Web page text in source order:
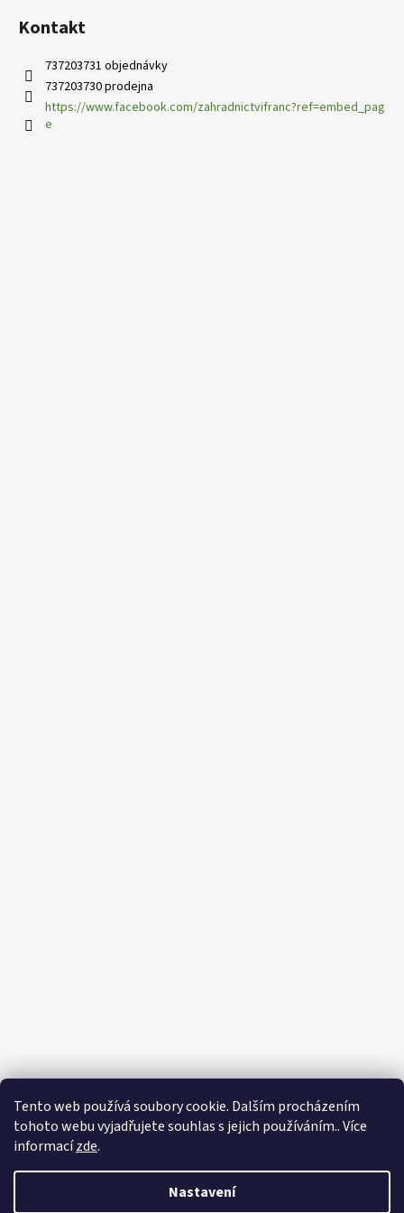
Tento web používá soubory cookie. Dalším procházením
tohoto webu vyjadřujete souhlas s jejich používáním.. Více
informacízde.
Nastavení
Kontakt
737203731 objednávky
737203730 prodejna
https://www.facebook.com/zahradnictvifranc?ref=embed_pag
e